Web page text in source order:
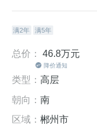
满2年 满5年
总价： 46.8万元
降价通知
类型： 高层
朝向： 南
区域： 郴州市